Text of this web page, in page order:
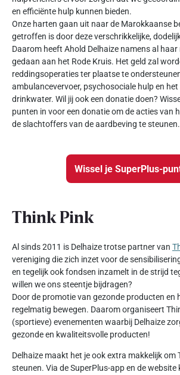
en efficiënte hulp kunnen bieden.
Onze harten gaan uit naar de Marokkaanse
getroffen is door deze verschrikkelijke,
Daarom heeft Ahold Delhaize namens al
gedaan aan het Rode Kruis. Het geld zal
reddingsoperaties ter plaatse te
ambulancevervoer, psychosociale hulp en
drinkwater. Wil jij ook een donatie doen?
punten in voor een donatie om de acties van
de slachtoffers van de aardbeving te steunen.
Wissel je SuperPlus-
Think Pink
Al sinds 2011 is Delhaize trotse partner van
vereniging die zich inzet voor de
en tegelijk ook fondsen inzamelt in de strijd
willen we ons steentje bijdragen?
Door de promotie van gezonde producten en
regelmatig bewegen. Daarom organiseert
(sportieve) evenementen waarbij Delhaize
gezonde en kwaliteitsvolle producten!
Delhaize maakt het je ook extra makkelijk om
steunen. Via de SuperPlus-app en de website